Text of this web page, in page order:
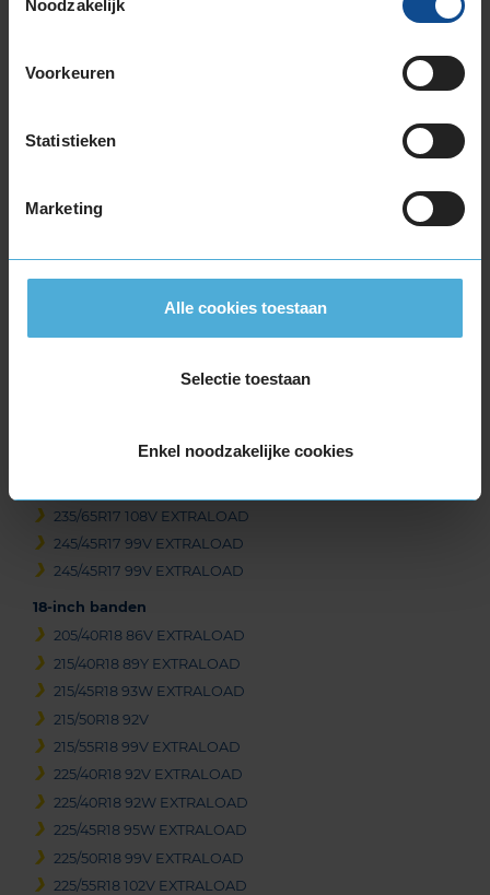
Noodzakelijk
Voorkeuren
Statistieken
Marketing
Alle cookies toestaan
Selectie toestaan
Enkel noodzakelijke cookies
215/55R17 98V EXTRALOAD
215/60R17 96H
225/45R17 94V EXTRALOAD
225/65R17 106H EXTRALOAD
235/55R17 99H
235/65R17 108V EXTRALOAD
245/45R17 99V EXTRALOAD
245/45R17 99V EXTRALOAD
18-inch banden
205/40R18 86V EXTRALOAD
215/40R18 89Y EXTRALOAD
215/45R18 93W EXTRALOAD
215/50R18 92V
215/55R18 99V EXTRALOAD
225/40R18 92V EXTRALOAD
225/40R18 92W EXTRALOAD
225/45R18 95W EXTRALOAD
225/50R18 99V EXTRALOAD
225/55R18 102V EXTRALOAD